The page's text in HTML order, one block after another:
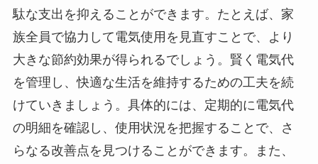
駄な支出を抑えることができます。たとえば、家
族全員で協力して電気使用を見直すことで、より
大きな節約効果が得られるでしょう。賢く電気代
を管理し、快適な生活を維持するための工夫を続
けていきましょう。具体的には、定期的に電気代
の明細を確認し、使用状況を把握することで、さ
らなる改善点を見つけることができます。また、